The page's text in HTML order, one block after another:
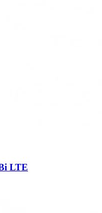
LTE